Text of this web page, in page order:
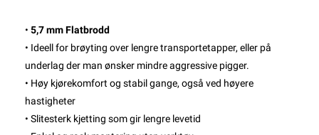
• 5,7 mm Flatbrodd
• Ideell for brøyting over lengre transportetapper, eller på
underlag der man ønsker mindre aggressive pigger.
• Høy kjørekomfort og stabil gange, også ved høyere
hastigheter
• Slitesterk kjetting som gir lengre levetid